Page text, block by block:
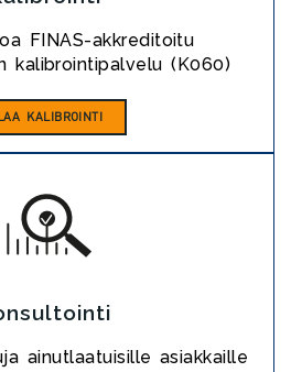
FINAS-akkreditoitu
kalibrointipalvelu (K060)
KALIBROINTI
ainutlaatuisille asiakkaille